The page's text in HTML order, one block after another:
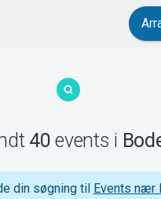
MyTickster
40 events i
din søgning til Events nær